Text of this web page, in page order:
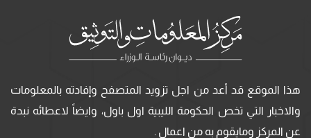
هذا الموقع قد أعد من اجل تزويد المتصفح وإفادته بالمعلومات
والاخبار التي تخص الحكومة الليبية اول باول، وايضاً لاعطائه نبدة
عن المركز ومايقوم به من اعمال .